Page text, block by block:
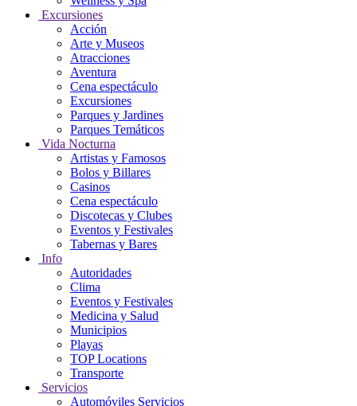
Excursiones
Acción
Arte y Museos
Atracciones
Aventura
Cena espectáculo
Excursiones
Parques y Jardines
Parques Temáticos
Vida Nocturna
Artistas y Famosos
Bolos y Billares
Casinos
Cena espectáculo
Discotecas y Clubes
Eventos y Festivales
Tabernas y Bares
Info
Autoridades
Clima
Eventos y Festivales
Medicina y Salud
Municipios
Playas
TOP Locations
Transporte
Servicios
Automóviles Servicios